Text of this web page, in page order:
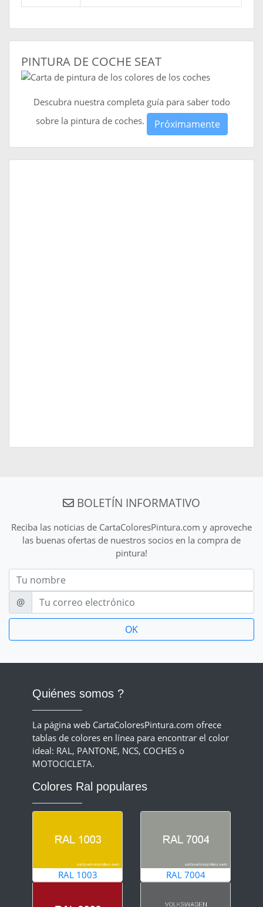
PINTURA DE COCHE SEAT
Descubra nuestra completa guía para saber todo
sobre la pintura de coches.
Próximamente
BOLETÍN INFORMATIVO
Reciba las noticias de CartaColoresPintura.com y aproveche
las buenas ofertas de nuestros socios en la compra de
pintura!
Nom
E-mail
@
Quiénes somos ?
La página web CartaColoresPintura.com ofrece
tablas de colores en línea para encontrar el color
ideal: RAL, PANTONE, NCS, COCHES o
MOTOCICLETA.
Colores Ral populares
RAL 1003 RAL 7004